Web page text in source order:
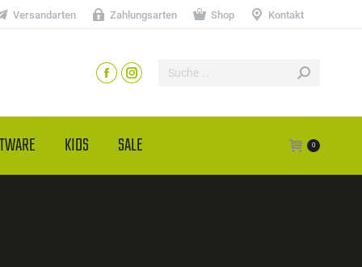
Versandarten Zahlungsarten Shop Kontakt
KIDS SALE 0